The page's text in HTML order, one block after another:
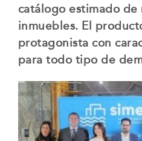
catálogo estimado de
inmuebles. El
protagonista con
para todo tipo de